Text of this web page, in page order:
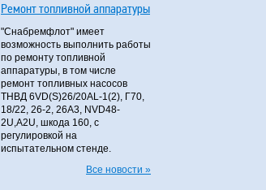
Ремонт топливной аппаратуры
"Снабремфлот" имеет
возможность выполнить работы
по ремонту топливной
аппаратуры, в том числе
ремонт топливных насосов
ТНВД 6VD(S)26/20AL-1(2), Г70,
18/22, 26-2, 26А3, NVD48-
2U,A2U, шкода 160, с
регулировкой на
испытательном стенде.
Все новости »